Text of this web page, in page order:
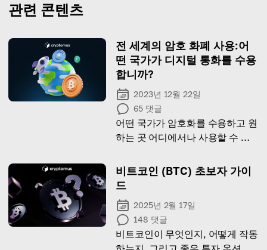
관련 콘텐츠
전 세계의 암호 화폐 사용:어
떤 국가가 디지털 통화를 수용
합니까?
2023년 12월 22일
65 댓글
어떤 국가가 암호화를 수용하고 원
하는 곳 어디에서나 사용할 수 있
비트코인 (BTC) 초보자 가이
드
2025년 2월 17일
148 댓글
비트코인이 무엇인지, 어떻게 작동